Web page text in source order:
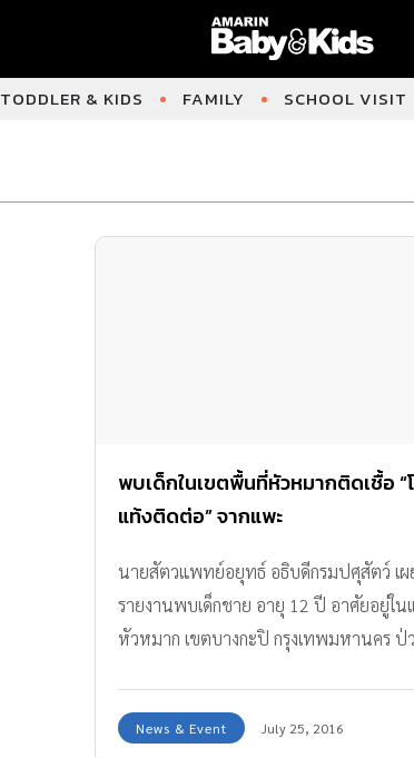
TODDLER & KIDS FAMILY SCHOOL VISIT
พบเด็กในเขตพื้นที่หัวหมากติดเชื้อ “
แท้งติดต่อ” จากแพะ
นายสัตวแพทย์อยุทธ์ อธิบดีกรมปศุสัตว์ เผ
รายงานพบเด็กชาย อายุ 12 ปี อาศัยอยู่ใน
หัวหมาก เขตบางกะปิ กรุงเทพมหานคร ป่
โค,กระบือ,แพะ,แกะ เป็นพาหะนำโรคนั้น เ
News & Event July 25, 2016